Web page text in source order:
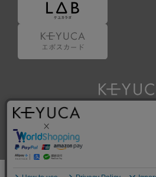
Copyright © KAWAJUN Co., Ltd.